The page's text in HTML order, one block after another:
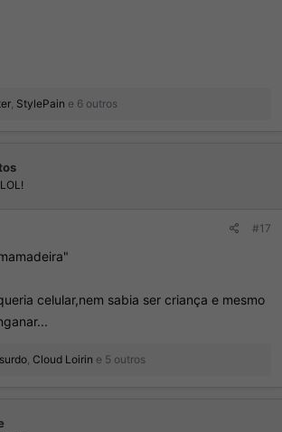
, StylePain e 6 outros
#17
celular,nem sabia ser criança e mesmo
, Cloud Loirin e 5 outros